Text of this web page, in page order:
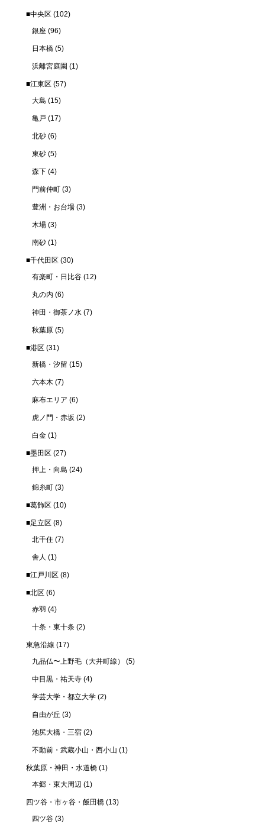
■中央区 (102)
銀座 (96)
日本橋 (5)
浜離宮庭園 (1)
■江東区 (57)
大島 (15)
亀戸 (17)
北砂 (6)
東砂 (5)
森下 (4)
門前仲町 (3)
豊洲・お台場 (3)
木場 (3)
南砂 (1)
■千代田区 (30)
有楽町・日比谷 (12)
丸の内 (6)
神田・御茶ノ水 (7)
秋葉原 (5)
■港区 (31)
新橋・汐留 (15)
六本木 (7)
麻布エリア (6)
虎ノ門・赤坂 (2)
白金 (1)
■墨田区 (27)
押上・向島 (24)
錦糸町 (3)
■葛飾区 (10)
■足立区 (8)
北千住 (7)
舎人 (1)
■江戸川区 (8)
■北区 (6)
赤羽 (4)
十条・東十条 (2)
東急沿線 (17)
九品仏〜上野毛（大井町線）
(5)
中目黒・祐天寺 (4)
学芸大学・都立大学 (2)
自由が丘 (3)
池尻大橋・三宿 (2)
不動前・武蔵小山・西小山 (1)
秋葉原・神田・水道橋 (1)
本郷・東大周辺 (1)
四ツ谷・市ヶ谷・飯田橋 (13)
四ツ谷 (3)